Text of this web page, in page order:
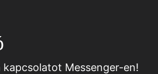
kapcsolatot Messenger-en!